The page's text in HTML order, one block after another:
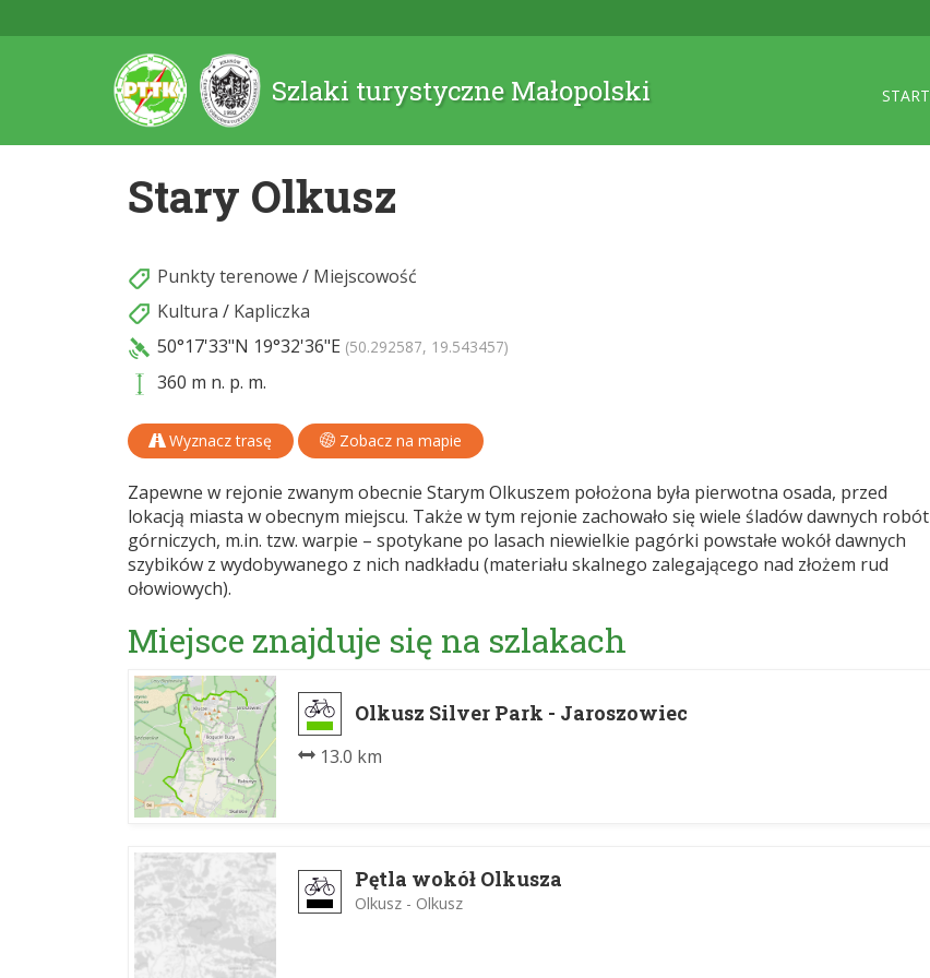
Szlaki turystyczne Małopolski START
Stary Olkusz
Punkty terenowe / Miejscowość
Kultura / Kapliczka
50°17'33"N 19°32'36"E (50.292587, 19.543457)
360 m n. p. m.
Wyznacz trasę Zobacz na mapie
Zapewne w rejonie zwanym obecnie Starym Olkuszem położona była pierwotna osada, przed
lokacją miasta w obecnym miejscu. Także w tym rejonie zachowało się wiele śladów dawnych robót
górniczych, m.in. tzw. warpie – spotykane po lasach niewielkie pagórki powstałe wokół dawnych
szybików z wydobywanego z nich nadkładu (materiału skalnego zalegającego nad złożem rud
ołowiowych).
Miejsce znajduje się na szlakach
Olkusz Silver Park - Jaroszowiec
13.0 km
Pętla wokół Olkusza
Olkusz - Olkusz